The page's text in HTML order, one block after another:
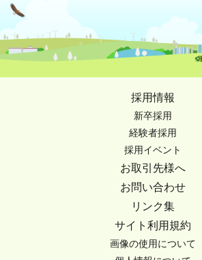
採用情報
新卒採用
経験者採用
採用イベント
お取引先様へ
お問い合わせ
リンク集
サイト利用規約
画像の使用について